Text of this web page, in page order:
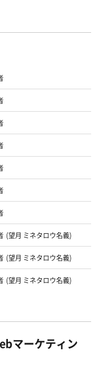
(望月 ミネタロウ名義)
(望月 ミネタロウ名義)
(望月 ミネタロウ名義)
マーケティン